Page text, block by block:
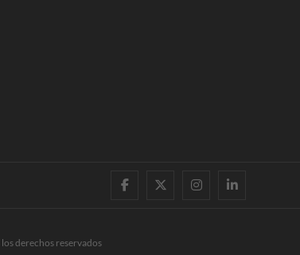
facebooktwitterinstagram
linkedin
derechos reservados